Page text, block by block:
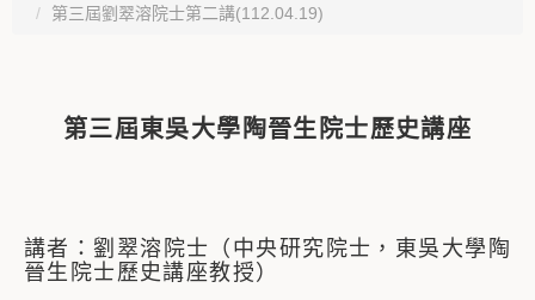
第三屆劉翠溶院士第二講(112.04.19)
第三屆東吳大學陶晉生院士歷史講座
講者：劉翠溶院士（中央研究院士，東吳大學陶
晉生院士歷史講座教授）